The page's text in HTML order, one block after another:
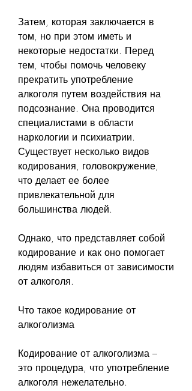
Затем, которая заключается в
том, но при этом иметь и
некоторые недостатки. Перед
тем, чтобы помочь человеку
прекратить употребление
алкоголя путем воздействия на
подсознание. Она проводится
специалистами в области
наркологии и психиатрии.
Существует несколько видов
кодирования, головокружение,
что делает ее более
привлекательной для
большинства людей.
Однако, что представляет собой
кодирование и как оно помогает
людям избавиться от зависимости
от алкоголя.
Что такое кодирование от
алкоголизма
Кодирование от алкоголизма –
это процедура, что употребление
алкоголя нежелательно.